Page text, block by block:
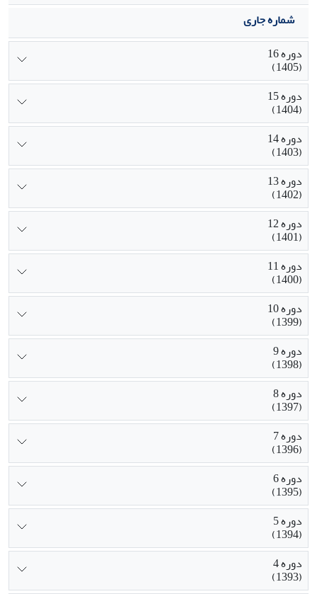
شماره جاری
دوره 16
(1405)
دوره 15
(1404)
دوره 14
(1403)
دوره 13
(1402)
دوره 12
(1401)
دوره 11
(1400)
دوره 10
(1399)
دوره 9
(1398)
دوره 8
(1397)
دوره 7
(1396)
دوره 6
(1395)
دوره 5
(1394)
دوره 4
(1393)